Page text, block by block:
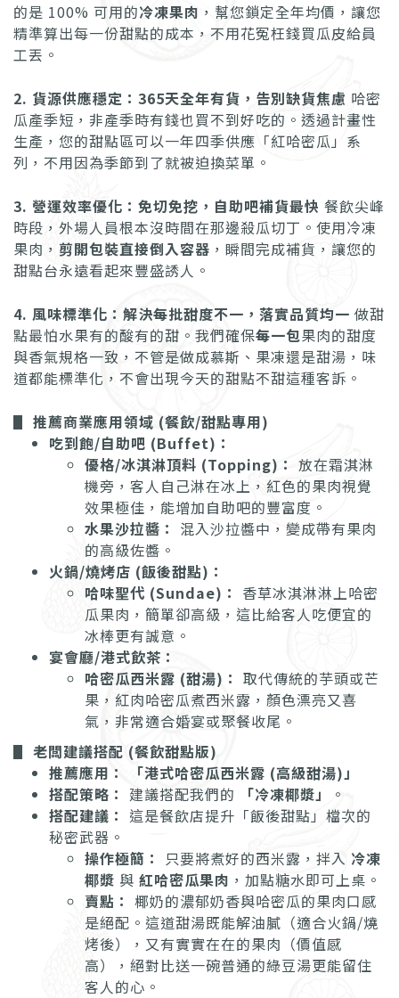
的是 100% 可用的冷凍果肉 ，幫您鎖定全年均價，讓您
精準算出每一份甜點的成本，不用花冤枉錢買瓜皮給員
工丟。
2. 貨源供應穩定：365天全年有貨，告別缺貨焦慮 哈密
瓜產季短，非產季時有錢也買不到好吃的。透過計畫性
生產，您的甜點區可以一年四季供應「紅哈密瓜」系
列，不用因為季節到了就被迫換菜單。
3. 營運效率優化：免切免挖，自助吧補貨最快 餐飲尖峰
時段，外場人員根本沒時間在那邊殺瓜切丁。使用冷凍
果肉， 剪開包裝直接倒入容器 ，瞬間完成補貨，讓您的
甜點台永遠看起來豐盛誘人。
4. 風味標準化：解決每批甜度不一，落實品質均一 做甜
點最怕水果有的酸有的甜。我們確保每一包果肉的甜度
與香氣規格一致，不管是做成慕斯、果凍還是甜湯，味
道都能標準化，不會出現今天的甜點不甜這種客訴。
▋ 推薦商業應用領域 (餐飲/甜點專用)
吃到飽/自助吧 (Buffet)：
優格/冰淇淋頂料 (Topping)： 放在霜淇淋
機旁，客人自己淋在冰上，紅色的果肉視覺
效果極佳，能增加自助吧的豐富度。
水果沙拉醬： 混入沙拉醬中，變成帶有果肉
的高級佐醬。
火鍋/燒烤店 (飯後甜點)：
哈味聖代 (Sundae)： 香草冰淇淋淋上哈密
瓜果肉，簡單卻高級，這比給客人吃便宜的
冰棒更有誠意。
宴會廳/港式飲茶：
哈密瓜西米露 (甜湯)： 取代傳統的芋頭或芒
果，紅肉哈密瓜煮西米露，顏色漂亮又喜
氣，非常適合婚宴或聚餐收尾。
▋ 老闆建議搭配 (餐飲甜點版)
推薦應用：
「港式哈密瓜西米露 (高級甜湯)」
搭配策略： 建議搭配我們的 「冷凍椰漿」
。
搭配建議： 這是餐飲店提升「飯後甜點」檔次的
秘密武器。
操作極簡：
只要將煮好的西米露，拌入 冷凍
椰漿 與 紅哈密瓜果肉 ，加點糖水即可上桌。
賣點： 椰奶的濃郁奶香與哈密瓜的果肉口感
是絕配。這道甜湯既能解油膩（適合火鍋/燒
烤後），又有實實在在的果肉（價值感
高），絕對比送一碗普通的綠豆湯更能留住
客人的心。